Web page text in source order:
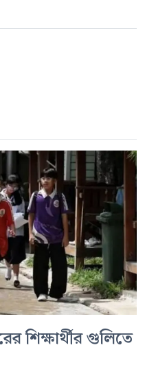
শিক্ষার্থীর গুলিতে